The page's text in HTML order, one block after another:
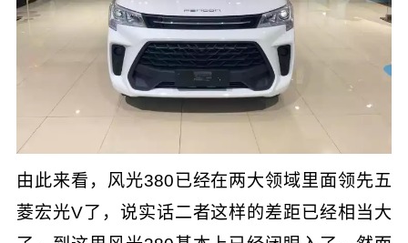
由此来看，风光380已经在两大领域里面领先五
菱宏光V了，说实话二者这样的差距已经相当大